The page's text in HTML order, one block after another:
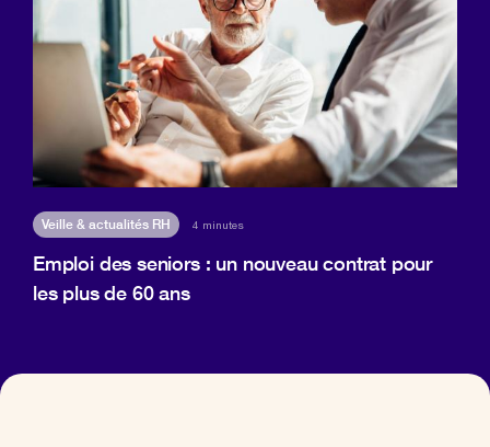
Veille & actualités RH 4 minutes
Emploi des seniors : un nouveau contrat pour
les plus de 60 ans